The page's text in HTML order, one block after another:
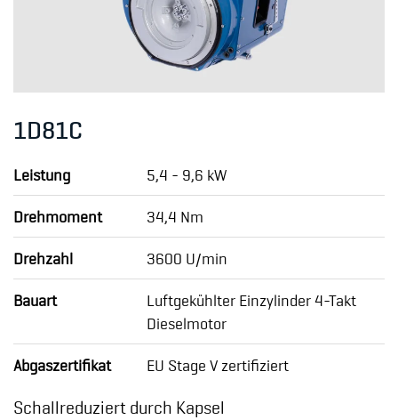
1D81C
Leistung
5,4 - 9,6 kW
Drehmoment
34,4 Nm
Drehzahl
3600 U/min
Bauart
Luftgekühlter Einzylinder 4-Takt
Dieselmotor
Abgaszertifikat
EU Stage V zertifiziert
Schallreduziert durch Kapsel